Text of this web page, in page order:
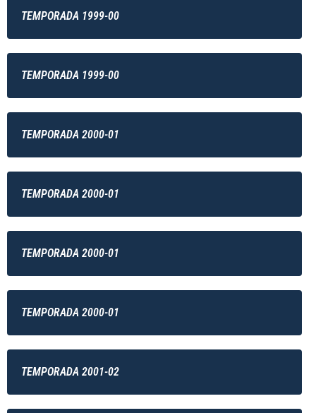
TEMPORADA 1999-00
TEMPORADA 1999-00
TEMPORADA 2000-01
TEMPORADA 2000-01
TEMPORADA 2000-01
TEMPORADA 2000-01
TEMPORADA 2001-02